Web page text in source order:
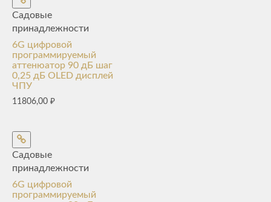
Садовые
принадлежности
6G цифровой
программируемый
аттенюатор 90 дБ шаг
0,25 дБ OLED дисплей
ЧПУ
11806,00 ₽
Садовые
принадлежности
6G цифровой
программируемый